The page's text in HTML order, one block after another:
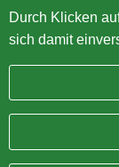
Impressum
BRITISH Only
Durch Klicken
sich damit